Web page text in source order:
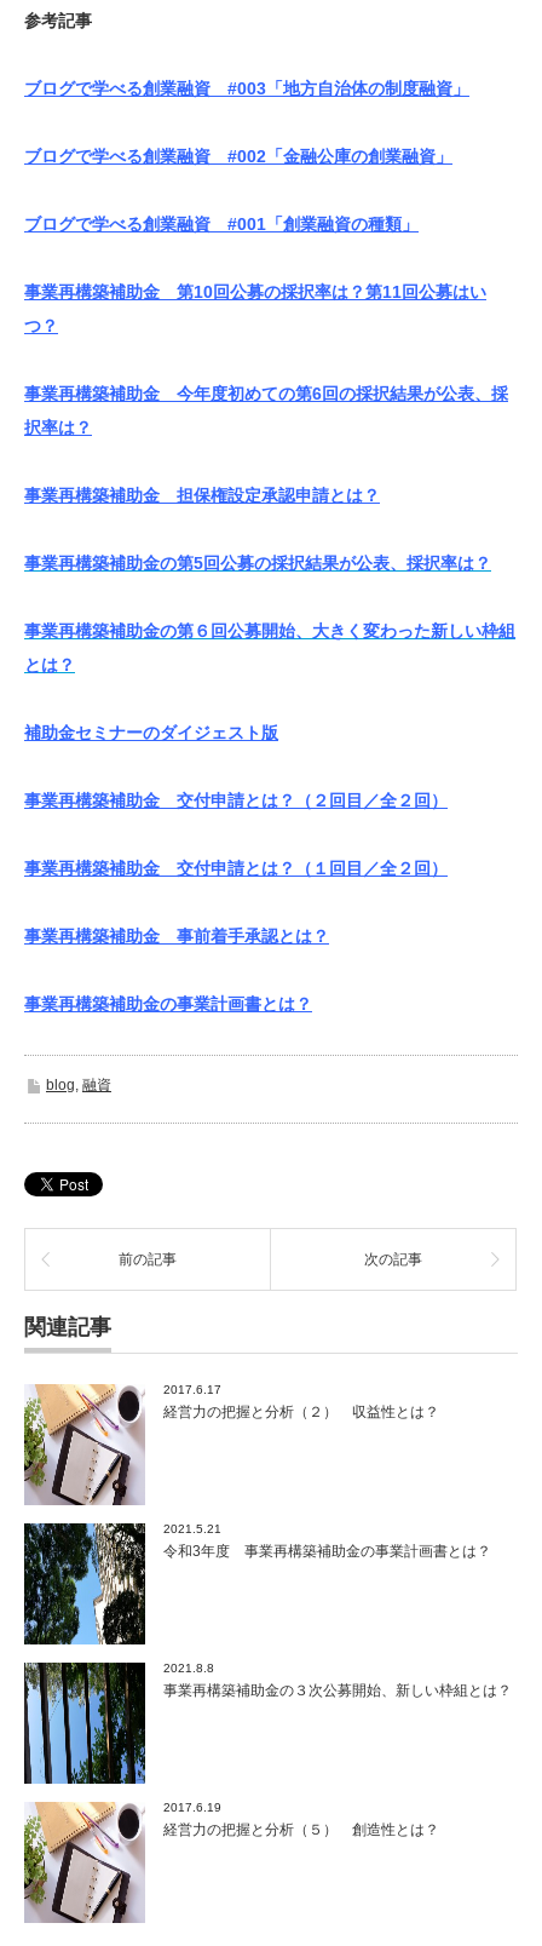
参考記事
ブログで学べる創業融資 #003「地方自治体の制度融資」
ブログで学べる創業融資 #002「金融公庫の創業融資」
ブログで学べる創業融資 #001「創業融資の種類」
事業再構築補助金 第10回公募の採択率は？第11回公募はい
つ？
事業再構築補助金 今年度初めての第6回の採択結果が公表、採
択率は？
事業再構築補助金 担保権設定承認申請とは？
事業再構築補助金の第5回公募の採択結果が公表、採択率は？
事業再構築補助金の第６回公募開始、大きく変わった新しい枠組
とは？
補助金セミナーのダイジェスト版
事業再構築補助金 交付申請とは？（２回目／全２回）
事業再構築補助金 交付申請とは？（１回目／全２回）
事業再構築補助金 事前着手承認とは？
事業再構築補助金の事業計画書とは？
blog 融資
前の記事 次の記事
関連記事
2017.6.17
経営力の把握と分析（２） 収益性とは？
2021.5.21
令和3年度 事業再構築補助金の事業計画書とは？
2021.8.8
事業再構築補助金の３次公募開始、新しい枠組とは？
2017.6.19
経営力の把握と分析（５） 創造性とは？